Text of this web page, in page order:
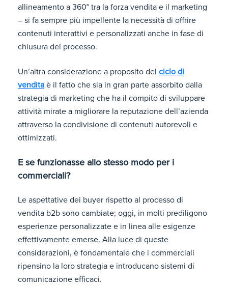
allineamento a 360° tra la forza vendita e il marketing
– si fa sempre più impellente la necessità di offrire
contenuti interattivi e personalizzati anche in fase di
chiusura del processo.
Un’altra considerazione a proposito del ciclo di
vendita è il fatto che sia in gran parte assorbito dalla
strategia di marketing che ha il compito di sviluppare
attività mirate a migliorare la reputazione dell’azienda
attraverso la condivisione di contenuti autorevoli e
ottimizzati.
E se funzionasse allo stesso modo per i
commerciali?
Le aspettative dei buyer rispetto al processo di
vendita b2b sono cambiate; oggi, in molti prediligono
esperienze personalizzate e in linea alle esigenze
effettivamente emerse. Alla luce di queste
considerazioni, è fondamentale che i commerciali
ripensino la loro strategia e introducano sistemi di
comunicazione efficaci.